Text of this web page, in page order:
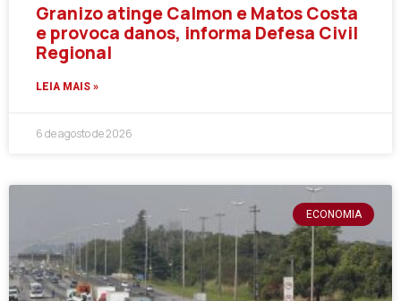
Granizo atinge Calmon e Matos Costa
e provoca danos, informa Defesa Civil
Regional
LEIA MAIS »
6 de agosto de 2026
ECONOMIA